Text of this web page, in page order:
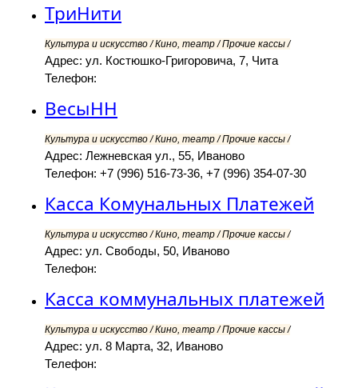
ТриНити
Культура и искусство / Кино, театр / Прочие кассы /
Адрес: ул. Костюшко-Григоровича, 7, Чита
Телефон:
ВесыНН
Культура и искусство / Кино, театр / Прочие кассы /
Адрес: Лежневская ул., 55, Иваново
Телефон: +7 (996) 516-73-36, +7 (996) 354-07-30
Касса Комунальных Платежей
Культура и искусство / Кино, театр / Прочие кассы /
Адрес: ул. Свободы, 50, Иваново
Телефон:
Касса коммунальных платежей
Культура и искусство / Кино, театр / Прочие кассы /
Адрес: ул. 8 Марта, 32, Иваново
Телефон: